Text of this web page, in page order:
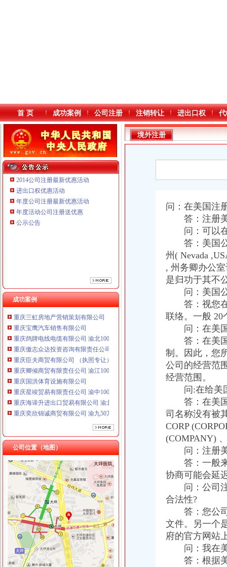
本站导航
首 页 成功案例 公司注册 注销转让 进出口权
2014公司注册最新优惠活动
进出口权优惠活动
年度公司注册最新优惠活动
年度活动公司注册送优惠
公示公告
成功案例
重庆鸽牌电线电缆有限公司 渝北10010万 (进出口权)
重庆傲志众达投资咨询有限责任公司 渝九1000万 （增资）
重庆海谛升进出口贸易有限公司 渝北100万 （进出口权）
重庆奕欣锦诚商贸有限公司 渝九50万 （工商注册）
重庆信同广告有限公司 渝沙50万 （工商注册）
重庆三虹房地产营销策划有限公司
重庆宝鹰汽车销售有限公司
重庆鸽牌电线电缆有限公司 渝北10010万 (进出口权)
重庆傲志众达投资咨询有限责任公司 渝九1000万 （增资）
重庆臣夫商贸有限公司 （执照专让）
重庆卿倾商贸有限责任公司 渝江100万 （工商注册）
重庆国洪体育设施有限公司
重庆星竣贸易有限责任公司 渝中100万 （进出口权）
重庆海谛升进出口贸易有限公司 渝北100万 （进出口权）
重庆奕欣锦诚商贸有限公司 渝九50万 （工商注册）
重庆信同广告有限公司 渝沙50万 （工商注册）
重庆三虹房地产营销策划有限公司
重庆宝鹰汽车销售有限公司
公司位置（地图）
工商动态
万州区工商局外贸公司注册条件引导发展柠檬产业促农民增收
重庆市重庆注册进出口公司广告违法率大幅下降
綦江县工商局外贸公司注册要求采取五项措施推进行政执法办案工作
开县工商局外贸公司注册条件认真开展先进教育回头看切实整顿会风
九龙坡工商分局外贸公司注册流程创新服务新举措
璧山县工商局外贸公司注册创建节约型机关
境外注册
问：在美国注
答：注册美
问：可以在
答：美国公
州( Nevada
, 州务卿办公
是归功于其不
问：美国公
答：视您在
联络。一般 20
问：在美国
答：在美国
制。因此，您
公司的经营范
经营范围。
问:在给美国
答：在美国
司名称没有被
CORP
(COMPANY)
问：注册美
答：一般来
协商可能会延
问：公司注
合法性?
答：您公司
文件。另一个
府的官方网站
问：我在美
答：根据美